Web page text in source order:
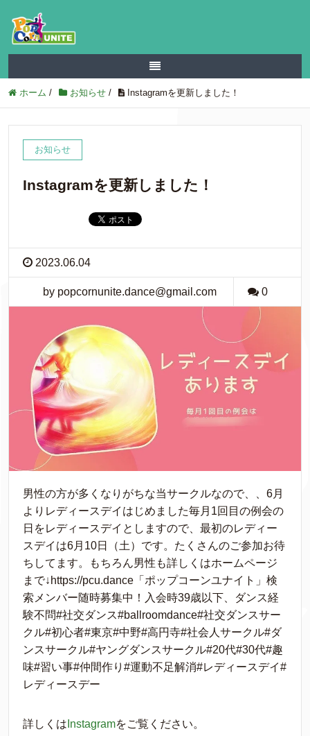
ホーム / お知らせ / Instagramを更新しました！
お知らせ
Instagramを更新しました！
2023.06.04
by popcornunite.dance@gmail.com 0
男性の方が多くなりがちな当サークルなので、、6月
よりレディースデイはじめました毎月1回目の例会の
日をレディースデイとしますので、最初のレディー
スデイは6月10日（土）です。たくさんのご参加お待
ちしてます。もちろん男性も詳しくはホームページ
まで↓https://pcu.dance「ポップコーンユナイト」検
索メンバー随時募集中！入会時39歳以下、ダンス経
験不問#社交ダンス#ballroomdance#社交ダンスサー
クル#初心者#東京#中野#高円寺#社会人サークル#ダ
ンスサークル#ヤングダンスサークル#20代#30代#趣
味#習い事#仲間作り#運動不足解消#レディースデイ#
レディースデー
詳しくは Instagramをご覧ください。